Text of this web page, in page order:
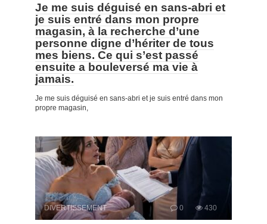
Je me suis déguisé en sans-abri et
je suis entré dans mon propre
magasin, à la recherche d’une
personne digne d’hériter de tous
mes biens. Ce qui s’est passé
ensuite a bouleversé ma vie à
jamais.
Je me suis déguisé en sans-abri et je suis entré dans mon
propre magasin,
DIVERTISSEMENT 0 430